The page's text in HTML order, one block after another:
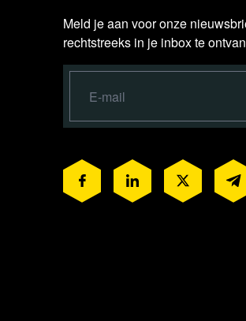
Meld je aan voor onze
rechtstreeks in je inbox te